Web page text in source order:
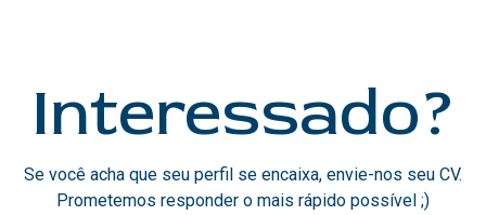
Interessado?
Se você acha que seu perfil se encaixa, envie-nos seu CV.
Prometemos responder o mais rápido possível ;)